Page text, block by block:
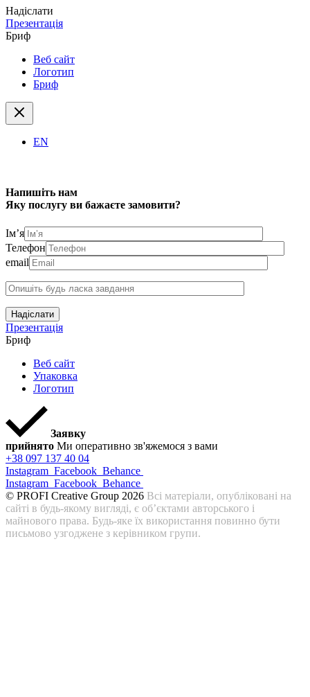
Надіслати
Презентація
Бриф
Веб сайт
Логотип
Бриф
EN
Напишіть нам
Яку послугу ви бажаєте замовити?
Ім’я
Телефон
email
Надіслати
Презентація
Бриф
Веб сайт
Упаковка
Логотип
Заявку
прийнято Ми оперативно зв'яжемося з вами
+38 097 137 40 04
Instagram Facebook Behance
Instagram Facebook Behance
© PROFI Creative Group 2026 Всі матеріали, опубліковані на
сайті в будь-якому вигляді, є об’єктами авторського і
майнового права. Будь-яке їх використання повинно бути
письмово узгоджене з керівником групи.